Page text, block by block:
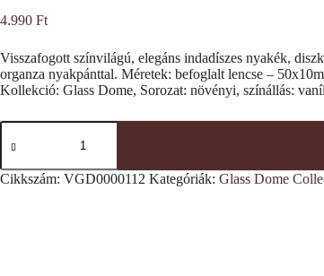
4.990 Ft
Visszafogott színvilágú, elegáns indadíszes nyakék,
organza nyakpánttal. Méretek: befoglalt lencse –
Kollekció: Glass Dome, Sorozat: növényi, színállás:
Növényi
inda-
nyakék
mennyiség
Cikkszám: VGD0000112 Kategóriák: Glass Dome